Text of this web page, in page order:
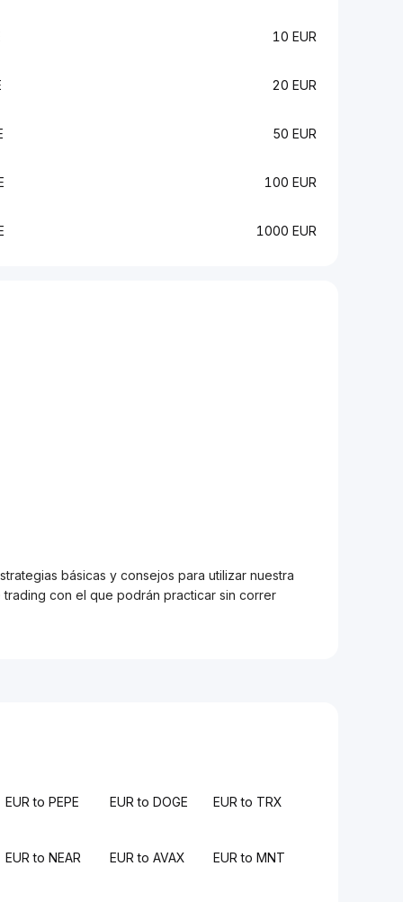
10 EUR
20 EUR
50 EUR
100 EUR
1000 EUR
básicas y consejos para utilizar nuestra
con el que podrán practicar sin correr
EUR to PEPE EUR to DOGE EUR to TRX
EUR to NEAR EUR to AVAX EUR to MNT